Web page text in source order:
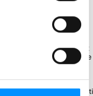
del primo, storico
sul remake videoludico
i giocatori devono
affrontando una
sullo stesso
dedicati a Resident Evil 2
una serie di meccaniche
i corridoi e le stanze
man mano che
a risolvere ingegnosi
i personaggi non giocanti